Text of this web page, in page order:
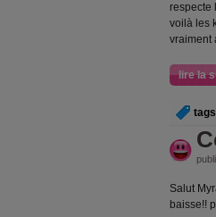
respecte
voilà les
vraiment
lire la
Salut
baisse!!